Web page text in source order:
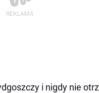
i nigdy nie